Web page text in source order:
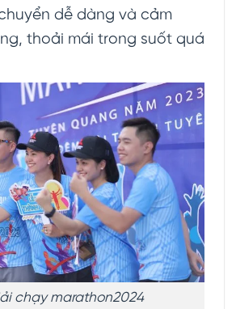
dễ dàng và cảm
thoải mái trong suốt quá
chạy marathon2024